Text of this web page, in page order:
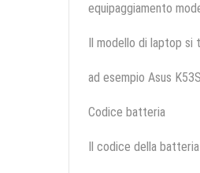
equipaggiamento
Il modello di laptop
ad esempio Asus
Codice batteria
Il codice della